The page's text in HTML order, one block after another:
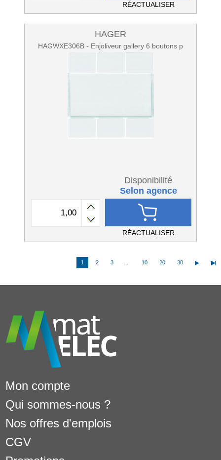
RÉACTUALISER
HAGER
HAGWXE306B - Enjoliveur gallery 6 boutons p
Disponibilité
Selon agence
RÉACTUALISER
1 2 3 10 20 30
Mon compte
Qui sommes-nous ?
Nos offres d'emplois
CGV